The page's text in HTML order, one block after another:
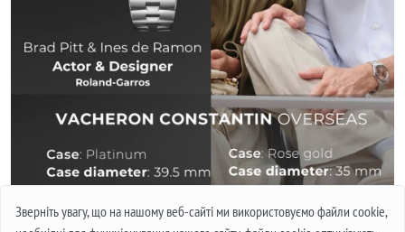
Зверніть увагу, що на нашому веб-сайті ми використовуємо файли cookie,